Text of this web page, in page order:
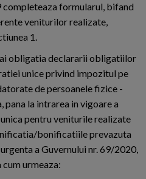
formularul, bifand
veniturilor realizate,
1.
obligatia declararii obligatiilor
unice privind impozitul pe
de persoanele fizice -
pana la intrarea in vigoare a
pentru veniturile realizate
bonificatiile prevazuta
a Guvernului nr. 69/2020,
urmeaza: